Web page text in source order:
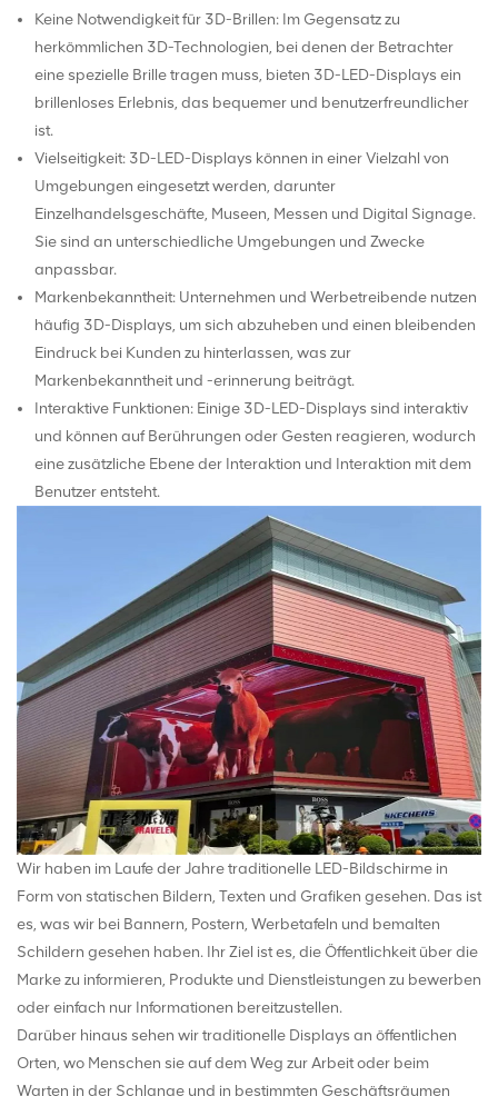
Keine Notwendigkeit für 3D-Brillen: Im Gegensatz zu
herkömmlichen 3D-Technologien, bei denen der Betrachter
eine spezielle Brille tragen muss, bieten 3D-LED-Displays ein
brillenloses Erlebnis, das bequemer und benutzerfreundlicher
ist.
Vielseitigkeit: 3D-LED-Displays können in einer Vielzahl von
Umgebungen eingesetzt werden, darunter
Einzelhandelsgeschäfte, Museen, Messen und Digital Signage.
Sie sind an unterschiedliche Umgebungen und Zwecke
anpassbar.
Markenbekanntheit: Unternehmen und Werbetreibende nutzen
häufig 3D-Displays, um sich abzuheben und einen bleibenden
Eindruck bei Kunden zu hinterlassen, was zur
Markenbekanntheit und -erinnerung beiträgt.
Interaktive Funktionen: Einige 3D-LED-Displays sind interaktiv
und können auf Berührungen oder Gesten reagieren, wodurch
eine zusätzliche Ebene der Interaktion und Interaktion mit dem
Benutzer entsteht.
Wir haben im Laufe der Jahre traditionelle LED-Bildschirme in
Form von statischen Bildern, Texten und Grafiken gesehen. Das ist
es, was wir bei Bannern, Postern, Werbetafeln und bemalten
Schildern gesehen haben. Ihr Ziel ist es, die Öffentlichkeit über die
Marke zu informieren, Produkte und Dienstleistungen zu bewerben
oder einfach nur Informationen bereitzustellen.
Darüber hinaus sehen wir traditionelle Displays an öffentlichen
Orten, wo Menschen sie auf dem Weg zur Arbeit oder beim
Warten in der Schlange und in bestimmten Geschäftsräumen